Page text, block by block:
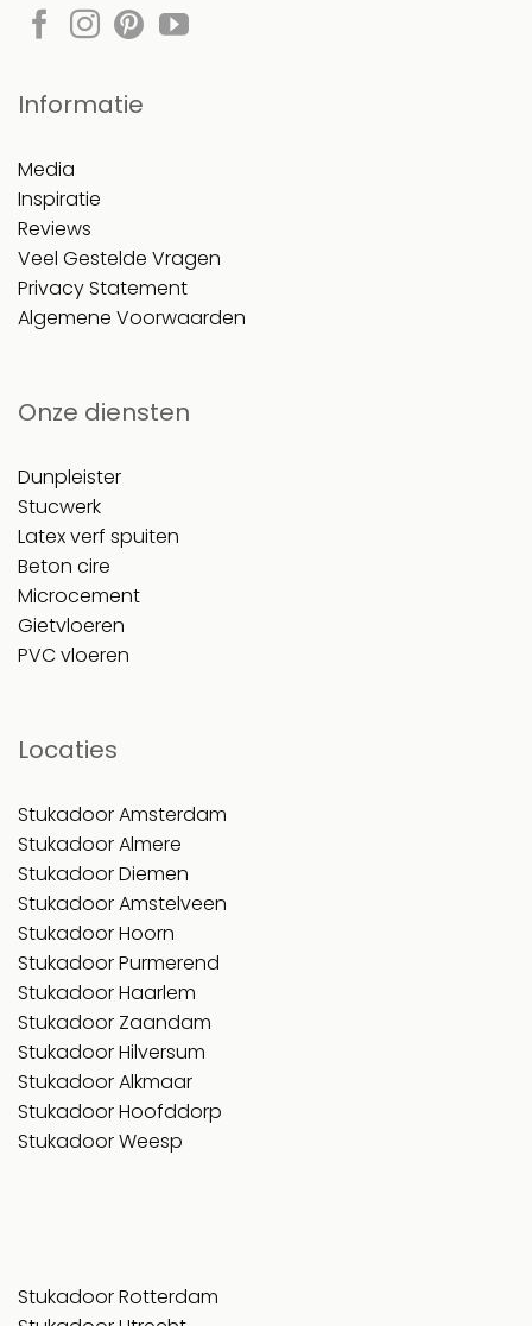
Informatie
Media
Inspiratie
Reviews
Veel Gestelde Vragen
Privacy Statement
Algemene Voorwaarden
Onze diensten
Dunpleister
Stucwerk
Latex verf spuiten
Beton cire
Microcement
Gietvloeren
PVC vloeren
Locaties
Stukadoor Amsterdam
Stukadoor Almere
Stukadoor Diemen
Stukadoor Amstelveen
Stukadoor Hoorn
Stukadoor Purmerend
Stukadoor Haarlem
Stukadoor Zaandam
Stukadoor Hilversum
Stukadoor Alkmaar
Stukadoor Hoofddorp
Stukadoor Weesp
Stukadoor Rotterdam